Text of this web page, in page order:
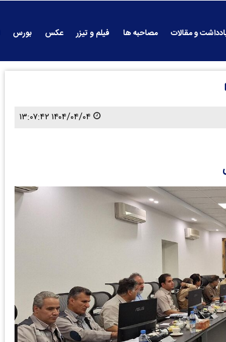
و مقالات مصاحبه ها فیلم و تیزر عکس بورس
۱۴۰۴/۰۴/۰۴ ۱۳:۰۷:۴۲